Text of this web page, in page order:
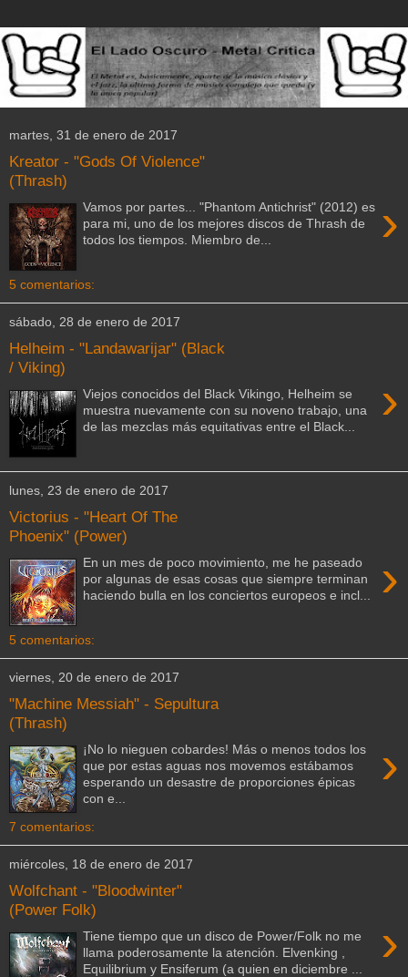
martes, 31 de enero de 2017
Kreator - "Gods Of Violence"
(Thrash)
›
Vamos por partes... "Phantom Antichrist" (2012) es
para mi, uno de los mejores discos de Thrash de
todos los tiempos. Miembro de...
5 comentarios:
sábado, 28 de enero de 2017
Helheim - "Landawarijar" (Black
/ Viking)
›
Viejos conocidos del Black Vikingo, Helheim se
muestra nuevamente con su noveno trabajo, una
de las mezclas más equitativas entre el Black...
lunes, 23 de enero de 2017
Victorius - "Heart Of The
Phoenix" (Power)
›
En un mes de poco movimiento, me he paseado
por algunas de esas cosas que siempre terminan
haciendo bulla en los conciertos europeos e incl...
5 comentarios:
viernes, 20 de enero de 2017
"Machine Messiah" - Sepultura
(Thrash)
›
¡No lo nieguen cobardes! Más o menos todos los
que por estas aguas nos movemos estábamos
esperando un desastre de proporciones épicas
con e...
7 comentarios:
miércoles, 18 de enero de 2017
Wolfchant - "Bloodwinter"
(Power Folk)
›
Tiene tiempo que un disco de Power/Folk no me
llama poderosamente la atención. Elvenking ,
Equilibrium y Ensiferum (a quien en diciembre ...